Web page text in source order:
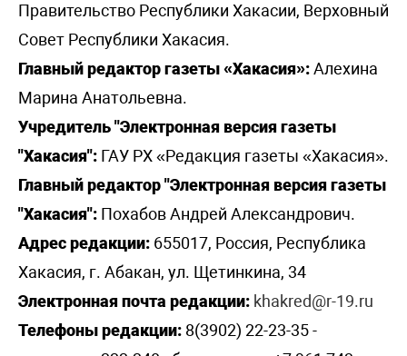
Правительство Республики Хакасии, Верховный
Совет Республики Хакасия.
Главный редактор газеты «Хакасия»:Алехина
Марина Анатольевна.
Учредитель "Электронная версия газеты
"Хакасия": ГАУ РХ «Редакция газеты «Хакасия».
Главный редактор "Электронная версия газеты
"Хакасия": Похабов Андрей Александрович.
Адрес редакции: 655017, Россия, Республика
Хакасия, г. Абакан, ул. Щетинкина, 34
Электронная почта редакции: khakred@r-19.ru
Телефоны редакции: 8(3902) 22-23-35 -